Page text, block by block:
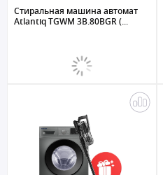
Стиральная машина автомат
Atlantiq TGWM 3B.80BGR (...